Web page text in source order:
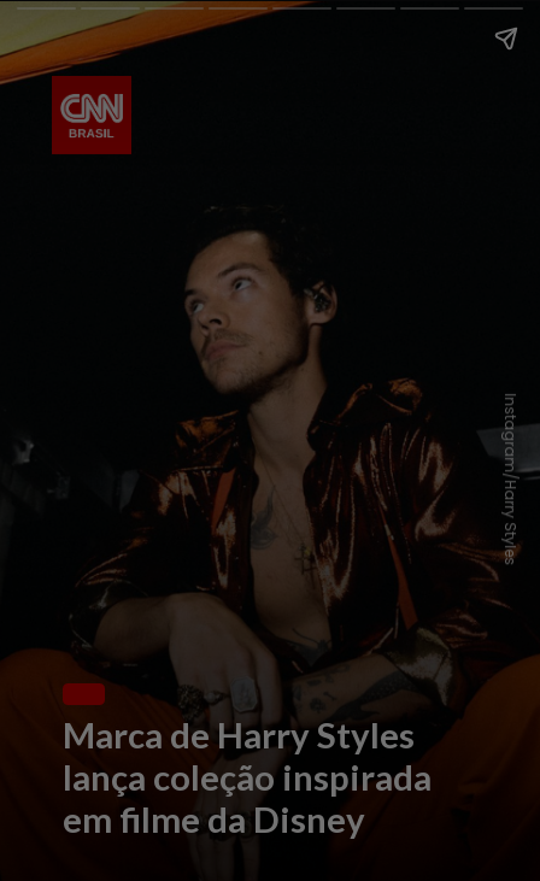
Marca de Harry Styles
lança coleção inspirada
em filme da Disney
Instagram/Harry Styles